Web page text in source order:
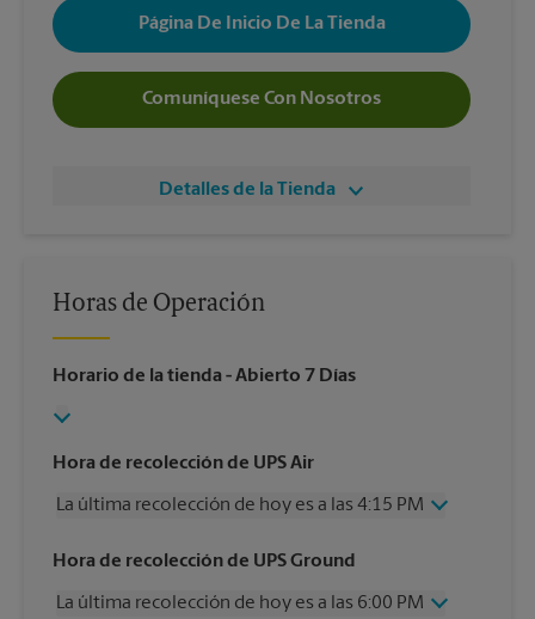
Página De Inicio De La Tienda
Comuníquese Con Nosotros
Detalles de la Tienda
Horas de Operación
Horario de la tienda - Abierto 7 Días
Hora de recolección de UPS Air
La última recolección de hoy es a las 4:15 PM
Miércoles
4:15 PM
Viernes
4:15 PM
Hora de recolección de UPS Ground
La última recolección de hoy es a las 6:00 PM